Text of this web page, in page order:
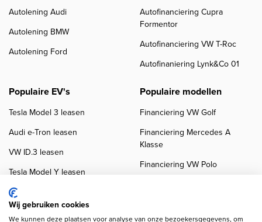
Autolening Audi
Autolening BMW
Autolening Ford
Autofinanciering Cupra
Formentor
Autofinanciering VW T-Roc
Autofinaniering Lynk&Co 01
Populaire EV's
Tesla Model 3 leasen
Audi e-Tron leasen
VW ID.3 leasen
Tesla Model Y leasen
VW ID.4 leasen
Populaire modellen
Financiering VW Golf
Financiering Mercedes A
Klasse
Financiering VW Polo
Wij gebruiken cookies
We kunnen deze plaatsen voor analyse van onze bezoekersgegevens, om